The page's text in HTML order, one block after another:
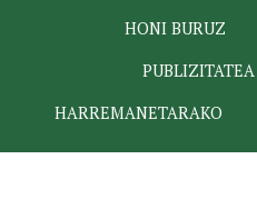
HONI BURUZ
PUBLIZITATEA
HARREMANETARAKO